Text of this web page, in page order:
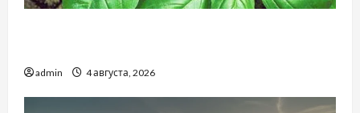
admin 4 августа, 2026